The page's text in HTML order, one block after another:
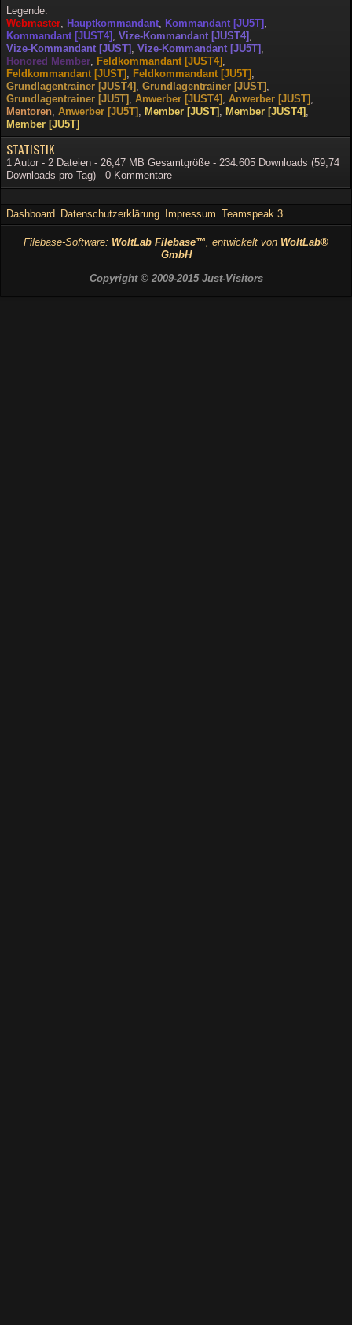
Legende:
Webmaster
Hauptkommandant
Kommandant [JU5T]
Kommandant [JUST4]
Vize-Kommandant [JUST4]
Vize-Kommandant [JUST]
Vize-Kommandant [JU5T]
Honored Member
Feldkommandant [JUST4]
Feldkommandant [JUST]
Feldkommandant [JU5T]
Grundlagentrainer [JUST4]
Grundlagentrainer [JUST]
Grundlagentrainer [JU5T]
Anwerber [JUST4]
Anwerber [JUST]
Mentoren Anwerber [JU5T] Member [JUST]
Member [JUST4]
Member [JU5T]
STATISTIK
1 Autor - 2 Dateien - 26,47 MB Gesamtgröße - 234.605 Downloads (59,74
Downloads pro Tag) - 0 Kommentare
Dashboard Datenschutzerklärung Impressum Teamspeak 3
Filebase-Software: WoltLab Filebase™, entwickelt von WoltLab®
GmbH
Copyright © 2009-2015 Just-Visitors